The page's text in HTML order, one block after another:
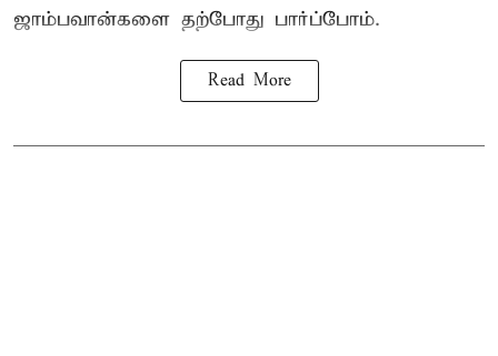
ஜாம்பவான்களை தற்போது பார்ப்போம்.
Read More